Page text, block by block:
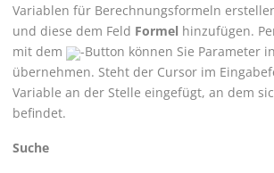
Variablen für Berechnungsformeln
und diese dem Feld Formel hinzufügen.
mit dem
-Button können Sie Parameter
übernehmen. Steht der Cursor im
Variable an der Stelle eingefügt, an dem
befindet.
Suche